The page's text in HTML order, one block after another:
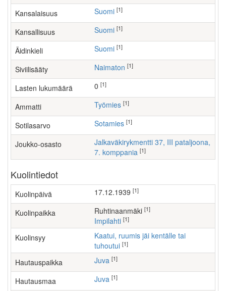
Kansalaisuus Suomi [1]
Kansallisuus Suomi [1]
Äidinkieli Suomi [1]
Siviilisääty Naimaton [1]
Lasten lukumäärä [1]
Ammatti työmies [1]
Sotilasarvo Sotamies [1]
Joukko-osasto
Jalkaväkirykmentti 37, III pataljoona,
7. komppania [1]
Kuolintiedot
Kuolinpäivä 17.12.1939 [1]
Kuolinpaikka Ruhtinaanmäki [1]
Impilahti [1]
Kuolinsyy
Kaatui, ruumis jäi kentälle tai
tuhoutui [1]
Hautauspaikka Juva [1]
Hautausmaa Juva [1]